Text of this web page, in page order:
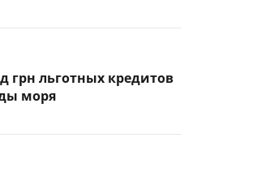
грн льготных кредитов
моря